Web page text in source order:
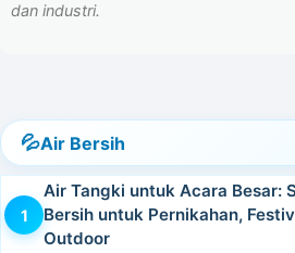
dan industri.
Air Bersih
Air Tangki untuk Acara Besar:
Bersih untuk Pernikahan,
Outdoor